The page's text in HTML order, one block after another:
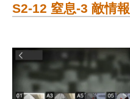
S2-12 窒息-3 敵情報